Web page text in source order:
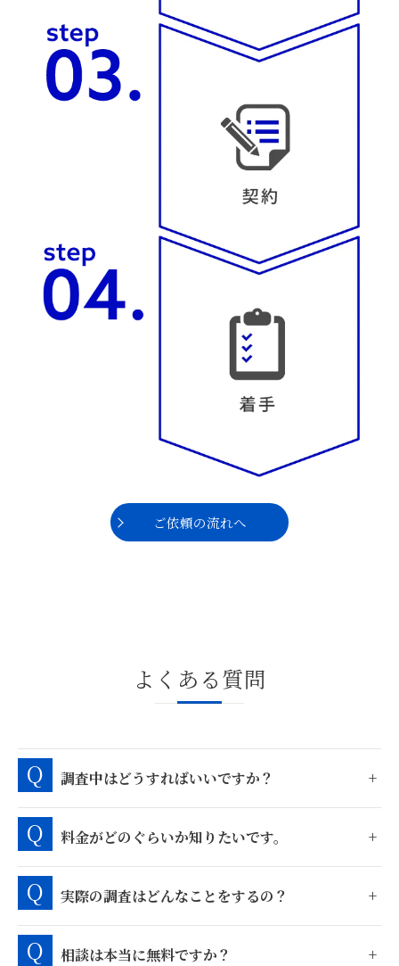
ご依頼の流れへ
よくある質問
調査中はどうすればいいですか？
料金がどのぐらいか知りたいです。
実際の調査はどんなことをするの？
相談は本当に無料ですか？